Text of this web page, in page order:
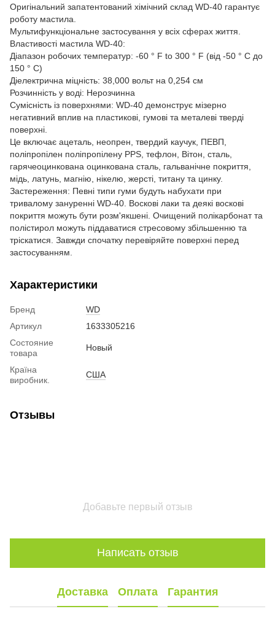
Оригінальний запатентований хімічний склад WD-40 гарантує
роботу мастила.
Мультифункціональне застосування у всіх сферах життя.
Властивості мастила WD-40:
Діапазон робочих температур: -60 ° F to 300 ° F (від -50 ° C до
150 ° C)
Діелектрична міцність: 38,000 вольт на 0,254 см
Розчинність у воді: Нерозчинна
Сумісність із поверхнями: WD-40 демонструє мізерно
негативний вплив на пластикові, гумові та металеві тверді
поверхні.
Це включає ацеталь, неопрен, твердий каучук, ПЕВП,
поліпропілен поліпропілену PPS, тефлон, Вітон, сталь,
гарячеоцинкована оцинкована сталь, гальванічне покриття,
мідь, латунь, магнію, нікелю, жерсті, титану та цинку.
Застереження: Певні типи гуми будуть набухати при
тривалому зануренні WD-40. Воскові лаки та деякі воскові
покриття можуть бути розм'якшені. Очищений полікарбонат та
полістирол можуть піддаватися стресовому збільшенню та
тріскатися. Завжди спочатку перевіряйте поверхні перед
застосуванням.
Характеристики
Бренд
WD
Артикул
1633305216
Состояние
товара
Новый
Країна
виробник.
США
Отзывы
Добавьте первый отзыв
Написать отзыв
Доставка Оплата Гарантия